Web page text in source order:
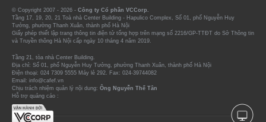
© Copyright 2007 - 2026 - Công ty Cổ phần VCCorp.
Tầng 17, 19, 20, 21 Toà nhà Center Building - Hapulico Complex, Số 01, phố Nguyễn Huy
Tưởng, phường Thanh Xuân, thành phố Hà Nội
Giấy phép thiết lập trang thông tin điện tử tổng hợp trên mạng số 2216/GP-TTĐT do Sở Thông tin
và Truyền thông Hà Nội cấp ngày 10 tháng 4 năm 2019.
Tầng 21, tòa nhà Center Building.
Địa chỉ: Số 01, phố Nguyễn Huy Tưởng, phường Thanh Xuân, thành phố Hà Nội
Điện thoại: 024 7309 5555 Máy lẻ 292. Fax: 024-39744082
Email: info@cafef.vn
Chịu trách nhiệm quản lý nội dung: Ông Nguyễn Thế Tân
Hỗ trợ quảng cáo :